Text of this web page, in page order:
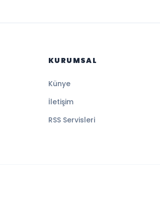
KURUMSAL
Künye
İletişim
RSS Servisleri